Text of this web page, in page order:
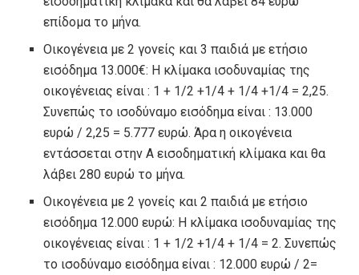
επίδομα το μήνα.
Οικογένεια με 2 γονείς και 3 παιδιά με ετήσιο
εισόδημα 13.000€: Η κλίμακα ισοδυναμίας της
οικογένειας είναι : 1 + 1/2 +1/4 + 1/4 +1/4 = 2,25.
Συνεπώς το ισοδύναμο εισόδημα είναι : 13.000
ευρώ / 2,25 = 5.777 ευρώ. Άρα η οικογένεια
εντάσσεται στην Α εισοδηματική κλίμακα και θα
λάβει 280 ευρώ το μήνα.
Οικογένεια με 2 γονείς και 2 παιδιά με ετήσιο
εισόδημα 12.000 ευρώ: Η κλίμακα ισοδυναμίας της
οικογένειας είναι : 1 + 1/2 +1/4 + 1/4 = 2. Συνεπώς
το ισοδύναμο εισόδημα είναι : 12.000 ευρώ / 2=